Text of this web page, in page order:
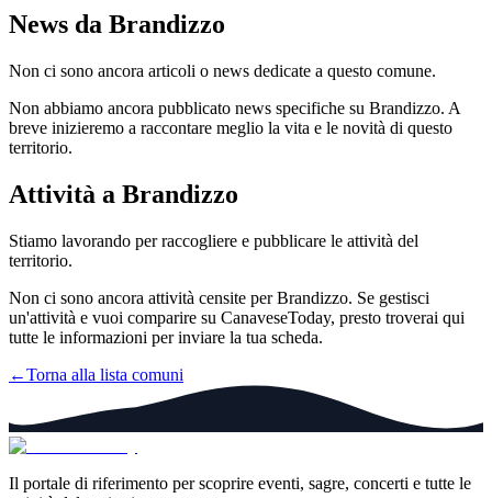
News da Brandizzo
Non ci sono ancora articoli o news dedicate a questo comune.
Non abbiamo ancora pubblicato news specifiche su Brandizzo. A
breve inizieremo a raccontare meglio la vita e le novità di questo
territorio.
Attività a Brandizzo
Stiamo lavorando per raccogliere e pubblicare le attività del
territorio.
Non ci sono ancora attività censite perBrandizzo. Se gestisci
un'attività e vuoi comparire su CanaveseToday, presto troverai qui
tutte le informazioni per inviare la tua scheda.
←Torna alla lista comuni
Il portale di riferimento per scoprire eventi, sagre, concerti e tutte le